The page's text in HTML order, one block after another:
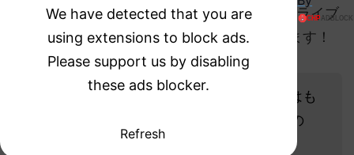
ここからは、JavaでJSONとMapの変換を、ライブ
ラリのGsonを使って実装する方法を紹介します！
おお！JSONとMapの変換にはも
う1つGsonライブラリがあるの
ね！
We have detected that you are
using extensions to block ads.
Please support us by disabling
these ads blocker.
Refresh